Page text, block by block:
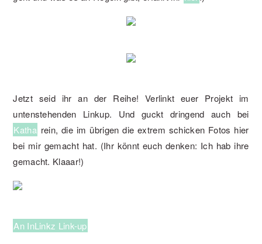
Jetzt seid ihr an der Reihe! Verlinkt euer Projekt im
untenstehenden Linkup. Und guckt dringend auch bei
Katha rein, die im übrigen die extrem schicken Fotos hier
bei mir gemacht hat. (Ihr könnt euch denken: Ich hab ihre
gemacht. Klaaar!)
An InLinkz Link-up